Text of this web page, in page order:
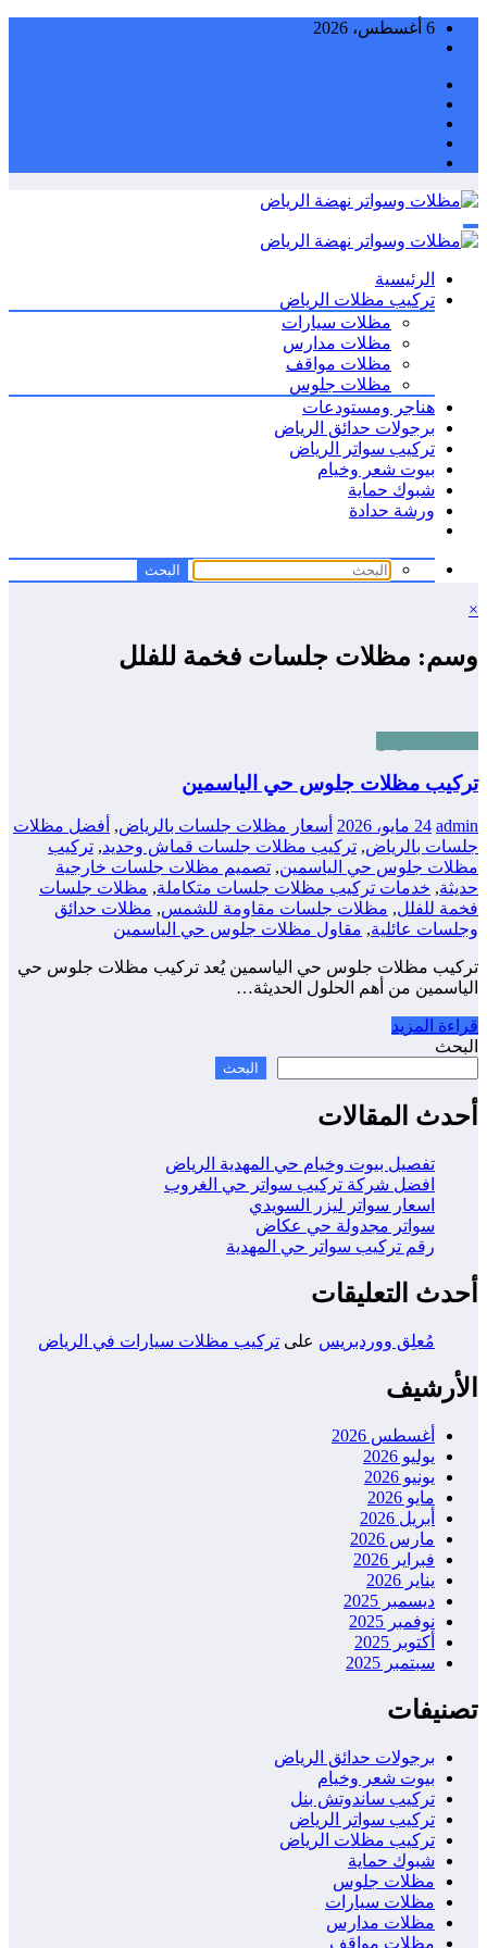
التجاوز6 أغسطس، 2026
الرئيسية
تركيب مظلات الرياض
مظلات سيارات
مظلات مدارس
مظلات مواقف
مظلات جلوس
هناجر ومستودعات
برجولات حدائق الرياض
تركيب سواتر الرياض
بيوت شعر وخيام
شبوك حماية
ورشة حدادة
×
وسم: مظلات جلسات فخمة للفلل
تركيب مظلات جلوس حي الياسمين
admin 24 مايو، 2026 أسعار مظلات جلسات بالرياض, أفضل مظلات
جلسات بالرياض, تركيب مظلات جلسات قماش وحديد, تركيب
مظلات جلوس حي الياسمين, تصميم مظلات جلسات خارجية
حديثة, خدمات تركيب مظلات جلسات متكاملة, مظلات جلسات
فخمة للفلل, مظلات جلسات مقاومة للشمس, مظلات حدائق
وجلسات عائلية, مقاول مظلات جلوس حي الياسمين
تركيب مظلات جلوس حي الياسمين يُعد تركيب مظلات جلوس حي
الياسمين من أهم الحلول الحديثة…
قراءة المزيد
البحث
البحث
أحدث المقالات
تفصيل بيوت وخيام حي المهدية الرياض
افضل شركة تركيب سواتر حي الغروب
اسعار سواتر ليزر السويدي
سواتر مجدولة حي عكاض
رقم تركيب سواتر حي المهدية
أحدث التعليقات
مُعلِق ووردبريس على تركيب مظلات سيارات في الرياض
الأرشيف
أغسطس 2026
يوليو 2026
يونيو 2026
مايو 2026
أبريل 2026
مارس 2026
فبراير 2026
يناير 2026
ديسمبر 2025
نوفمبر 2025
أكتوبر 2025
سبتمبر 2025
تصنيفات
برجولات حدائق الرياض
بيوت شعر وخيام
تركيب ساندوتش بنل
تركيب سواتر الرياض
تركيب مظلات الرياض
شبوك حماية
مظلات جلوس
مظلات سيارات
مظلات مدارس
مظلات مواقف